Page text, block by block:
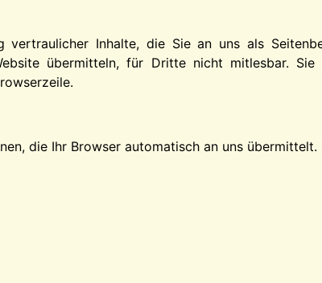
Inhalte, die Sie an uns als
übermitteln, für Dritte nicht mitlesbar. Sie
die Ihr Browser automatisch an uns übermittelt.